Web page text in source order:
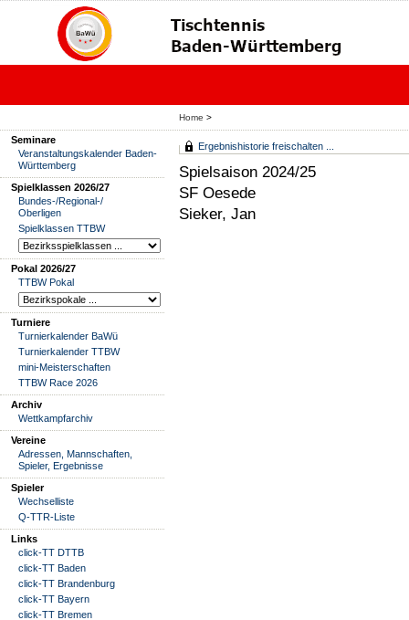
Home >
Seminare
Veranstaltungskalender Baden-
Württemberg
Spielklassen 2026/27
Bundes-/Regional-/
Oberligen
Spielklassen TTBW
Pokal 2026/27
TTBW Pokal
Turniere
Turnierkalender BaWü
Turnierkalender TTBW
mini-Meisterschaften
TTBW Race 2026
Archiv
Wettkampfarchiv
Vereine
Adressen, Mannschaften,
Spieler, Ergebnisse
Spieler
Wechselliste
Q-TTR-Liste
Links
click-TT DTTB
click-TT Baden
click-TT Brandenburg
click-TT Bayern
click-TT Bremen
Ergebnishistorie freischalten ...
Spielsaison 2024/25
SF Oesede
Sieker, Jan